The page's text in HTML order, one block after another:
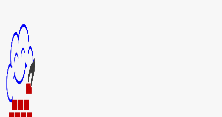
content